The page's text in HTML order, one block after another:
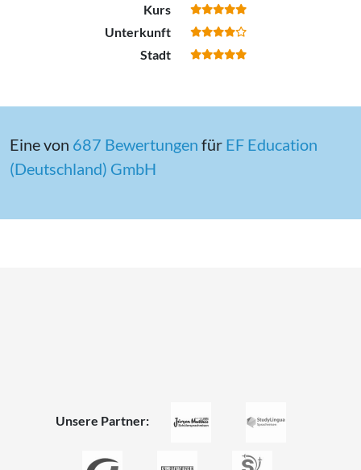
Kurs
Unterkunft
Stadt
Eine von 687 Bewertungen für EF Education
(Deutschland) GmbH
Unsere Partner: